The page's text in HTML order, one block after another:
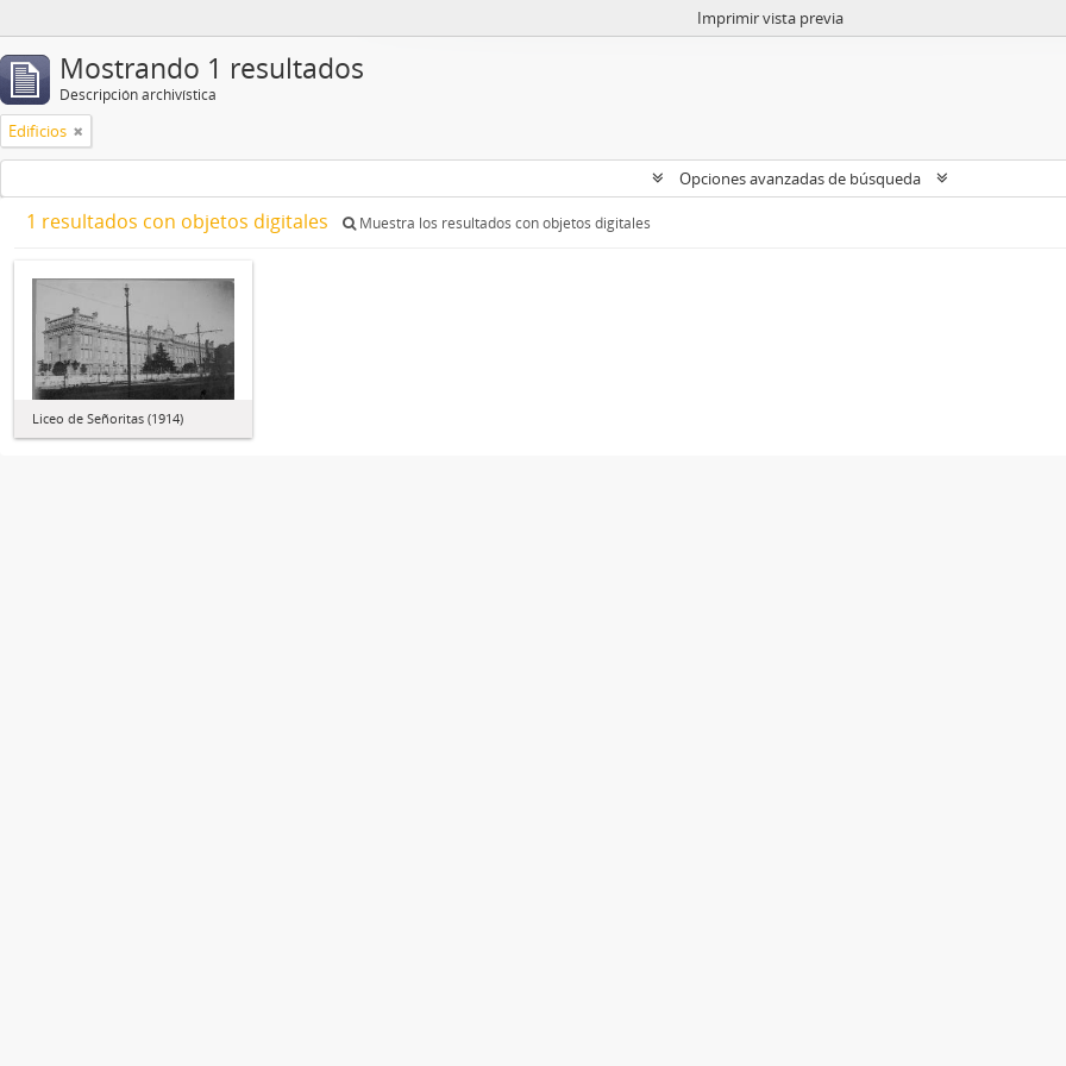
Imprimir vista previa
Mostrando 1 resultados
Descripción archivística
Edificios
Opciones avanzadas de búsqueda
1 resultados con objetos digitales Muestra los resultados con objetos digitales
Liceo de Señoritas (1914)